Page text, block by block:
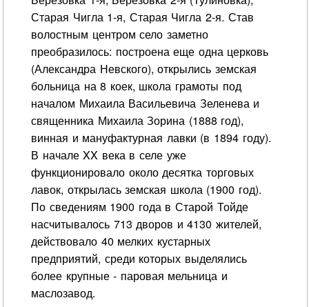
Старая Чигла 1-я, Старая Чигла 2-я. Став
волостным центром село заметно
преобразилось: построена еще одна церковь
(Александра Невского), открылись земская
больница на 8 коек, школа грамоты под
началом Михаила Васильевича Зеленева и
священника Михаила Зорина (1888 год),
винная и мануфактурная лавки (в 1894 году).
В начале XX века в селе уже
функционировало около десятка торговых
лавок, открылась земская школа (1900 год).
По сведениям 1900 года в Старой Тойде
насчитывалось 713 дворов и 4130 жителей,
действовало 40 мелких кустарных
предприятий, среди которых выделялись
более крупные - паровая мельница и
маслозавод.